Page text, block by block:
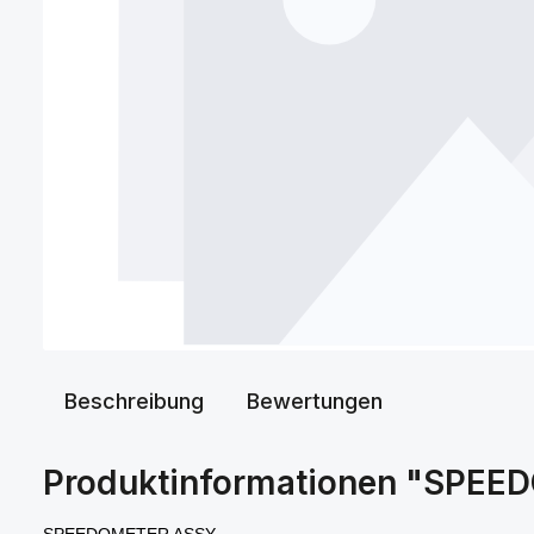
Beschreibung Bewertungen
Produktinformationen